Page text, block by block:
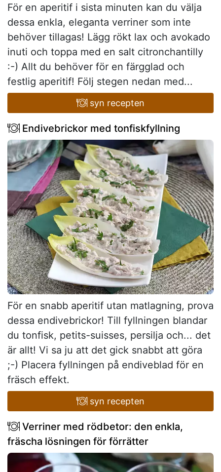
För en aperitif i sista minuten kan du välja
dessa enkla, eleganta verriner som inte
behöver tillagas! Lägg rökt lax och avokado
inuti och toppa med en salt citronchantilly
:-) Allt du behöver för en färgglad och
festlig aperitif! Följ stegen nedan med...
syn recepten
Endivebrickor med tonfiskfyllning
För en snabb aperitif utan matlagning, prova
dessa endivebrickor! Till fyllningen blandar
du tonfisk, petits-suisses, persilja och... det
är allt! Vi sa ju att det gick snabbt att göra
;-) Placera fyllningen på endiveblad för en
fräsch effekt.
syn recepten
Verriner med rödbetor: den enkla,
fräscha lösningen för förrätter